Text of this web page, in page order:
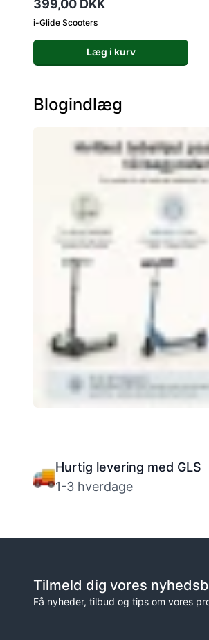
399,00 DKK
i-Glide Scooters
Læg i kurv
Blogindlæg
Hurtig levering med GLS
1-3 hverdage
Tilmeld dig vores
Få nyheder, tilbud og tips om vores